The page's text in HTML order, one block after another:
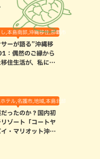
,本島南部,沖縄移住,那覇市
サーが語る”沖縄移
：偶然のご縁から
住生活が、私にと
テル,名護市,地域,本島北部
だったのか？国内初
ゾート「コートヤ
・マリオット沖縄